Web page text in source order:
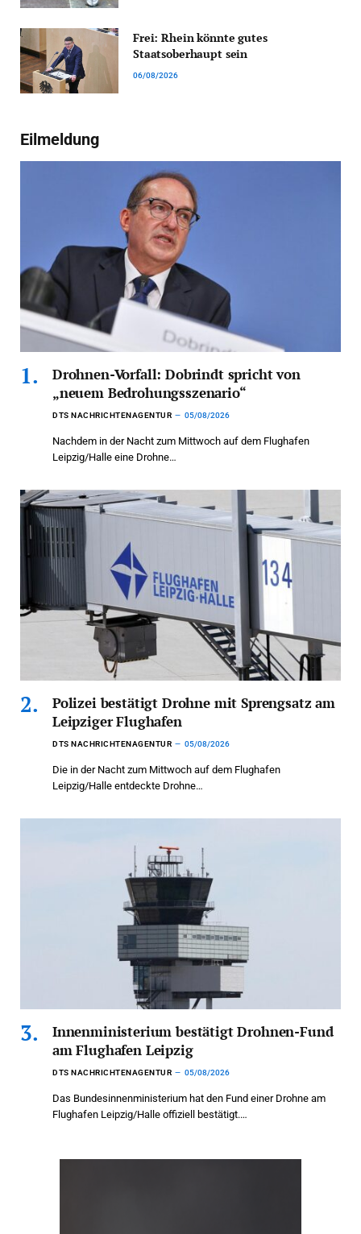
Frei: Rhein könnte gutes
Staatsoberhaupt sein
06/08/2026
Eilmeldung
Drohnen-Vorfall: Dobrindt spricht von
„neuem Bedrohungsszenario“
DTS NACHRICHTENAGENTUR 05/08/2026
Nachdem in der Nacht zum Mittwoch auf dem Flughafen
Leipzig/Halle eine Drohne…
Polizei bestätigt Drohne mit Sprengsatz am
Leipziger Flughafen
DTS NACHRICHTENAGENTUR 05/08/2026
Die in der Nacht zum Mittwoch auf dem Flughafen
Leipzig/Halle entdeckte Drohne…
Innenministerium bestätigt Drohnen-Fund
am Flughafen Leipzig
DTS NACHRICHTENAGENTUR 05/08/2026
Das Bundesinnenministerium hat den Fund einer Drohne am
Flughafen Leipzig/Halle offiziell bestätigt.…